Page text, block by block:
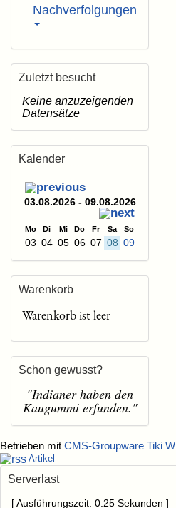
Nachverfolgungen
Zuletzt besucht
Keine anzuzeigenden
Datensätze
Kalender
03.08.2026 - 09.08.2026
Mo Di Mi Do Fr Sa So
03 04 05 06 07 08 09
Warenkorb
Warenkorb ist leer
Schon gewusst?
"Indianer haben den
Kaugummi erfunden."
Betrieben mit CMS-Groupware Tiki
Artikel
Serverlast
[ Ausführungszeit: 0.25 Sekunden